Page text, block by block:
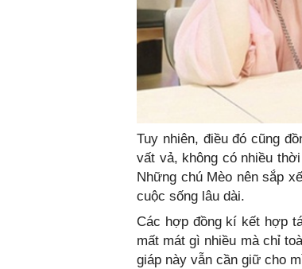
Tuy nhiên, điều đó cũng
vất vả, không có nhiều
Những chú Mèo nên sắp
cuộc sống lâu dài.
Các hợp đồng kí kết hợp
mất mát gì nhiều mà chỉ
giáp này vẫn cần giữ cho